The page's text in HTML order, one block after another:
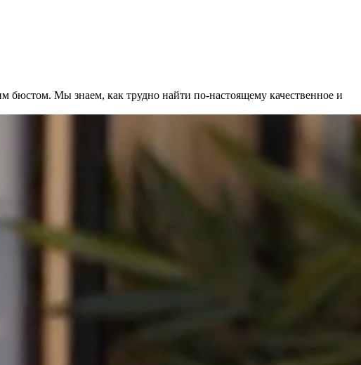
Мы знаем, как трудно найти по-настоящему качественное и